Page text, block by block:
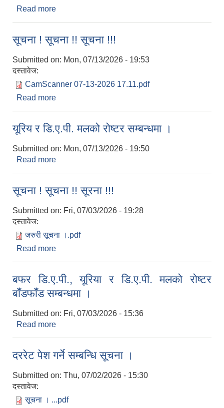
Read more
सूचना ! सूचना !! सूचना !!!
Submitted on: Mon, 07/13/2026 - 19:53
दस्तावेज:
CamScanner 07-13-2026 17.11.pdf
Read more
यूरिय र डि.ए.पी. मलको रोष्टर सम्बन्धमा ।
Submitted on: Mon, 07/13/2026 - 19:50
Read more
सूचना ! सूचना !! सूरना !!!
Submitted on: Fri, 07/03/2026 - 19:28
दस्तावेज:
जरुरी सूचना ।.pdf
Read more
बफर डि.ए.पी., यूरिया र डि.ए.पी. मलको रोष्टर
बाँडफाँड सम्बन्धमा ।
Submitted on: Fri, 07/03/2026 - 15:36
Read more
दररेट पेश गर्ने सम्बन्धि सूचना ।
Submitted on: Thu, 07/02/2026 - 15:30
दस्तावेज:
सूचना । ...pdf